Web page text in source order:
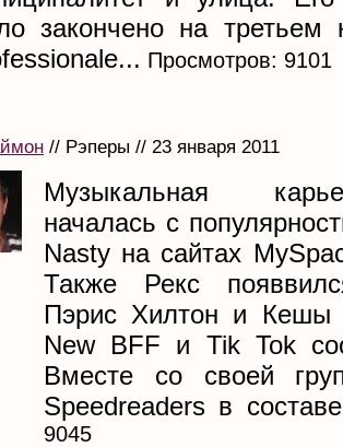
закончено на третьем
Просмотров: 9101
// Рэперы // 23 января 2011
Музыкальная
началась с
Nasty на сайтах
Также Рекс
Пэрис Хилтон и Кешы
New BFF и Tik Tok
Вместе со своей
Speedreaders в
9045